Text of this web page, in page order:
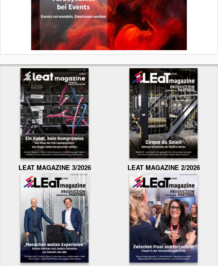
LEAT MAGAZINE 3/2026 LEAT MAGAZINE 2/2026